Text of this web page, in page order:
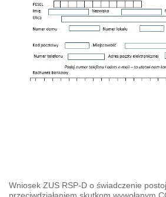
Wniosek ZUS RSP-D o świadczenie